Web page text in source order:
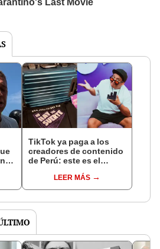
TikTok ya paga a los
creadores de contenido
de Perú: este es el
llegar a cobrar por 1.000
vistas
LEER MÁS